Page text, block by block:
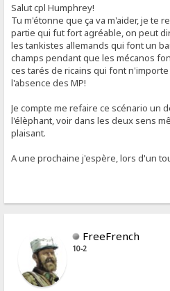
Salut cpl Humphrey!
Tu m'étonne que ça va m'aider, je te
partie qui fut fort agréable, on peut
les tankistes allemands qui font un
champs pendant que les mécanos
ces tarés de ricains qui font
l'absence des MP!
Je compte me refaire ce scénario un
l'élèphant, voir dans les deux sens
plaisant.
A une prochaine j'espère, lors d'un
FreeFrench
10-2